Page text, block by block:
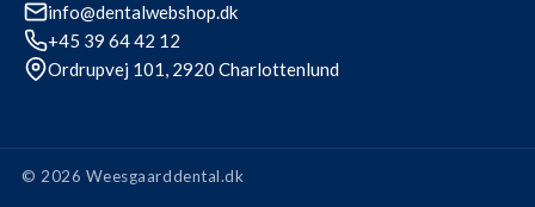
info@dentalwebshop.dk
+45 39 64 42 12
Ordrupvej 101, 2920 Charlottenlund
© 2026 Weesgaarddental.dk